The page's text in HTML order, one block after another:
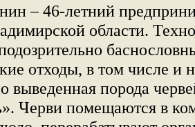
– 46-летний
области.
отходы, в том числе и
выведенная порода
Черви помещаются в